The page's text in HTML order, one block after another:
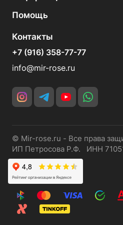
Помощь
Контакты
+7 (916) 358-77-77
info@mir-rose.ru
© Mir-rose.ru - Все права
ИП Петросова Р.Ф. ИНН